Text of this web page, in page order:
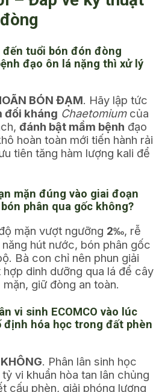
đến tuổi bón đón đòng
đạo ôn lá nặng thì xử lý
BÓN ĐẠM. Hãy lập tức
đối kháng Chaetomiumcủa
đánh bật mầm bệnh đạo
hoàn toàn mới tiến hành rải
tiên tăng hàm lượng kali để
mặn đúng vào giai đoạn
phân qua gốc không?
mặn vượt ngưỡng 2‰, rễ
hút nước, bón phân gốc
Bà con chỉ nên phun giải
dinh dưỡng qua lá để cây
giữ đòng an toàn.
vi sinh ECOMCO vào lúc
định hóa học trong đất phèn
. Phân lân sinh học
vi khuẩn hòa tan lân chủng
cấu phèn, giải phóng lượng